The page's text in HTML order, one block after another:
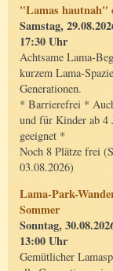
"Lamas hautnah"
Samstag,
17:30 Uhr
Achtsame Lama-
kurzem Lama-
Generationen.
* Barrierefrei *
und für Kinder ab 4
geeignet *
Noch 8 Plätze frei
03.08.2026)
Lama-Park-
Sommer
Sonntag,
13:00 Uhr
Gemütlicher